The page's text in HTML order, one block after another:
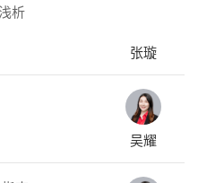
析
张璇
吴耀